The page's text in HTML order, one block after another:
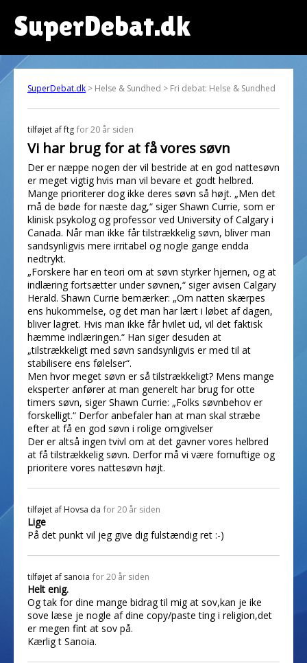
SuperDebat.dk
SuperDebat.dk > Helse & Sundhed > Fri debat: Helse & Sundhed
tilføjet afftg for 20 år siden
Vi har brug for at få vores søvn
Der er næppe nogen der vil bestride at en god nattesøvn
er meget vigtig hvis man vil bevare et godt helbred.
Mange prioriterer dog ikke deres søvn så højt. „Men det
må de bøde for næste dag,“ siger Shawn Currie, som er
klinisk psykolog og professor ved University of Calgary i
Canada. Når man ikke får tilstrækkelig søvn, bliver man
sandsynligvis mere irritabel og nogle gange endda
nedtrykt.
„Forskere har en teori om at søvn styrker hjernen, og at
indlæring fortsætter under søvnen,“ siger avisen Calgary
Herald. Shawn Currie bemærker: „Om natten skærpes
ens hukommelse, og det man har lært i løbet af dagen,
bliver lagret. Hvis man ikke får hvilet ud, vil det faktisk
hæmme indlæringen.“ Han siger desuden at
„tilstrækkeligt med søvn sandsynligvis er med til at
stabilisere ens følelser“.
Men hvor meget søvn er så tilstrækkeligt? Mens mange
eksperter anfører at man generelt har brug for otte
timers søvn, siger Shawn Currie: „Folks søvnbehov er
forskelligt.“ Derfor anbefaler han at man skal stræbe
efter at få en god søvn i rolige omgivelser
Der er altså ingen tvivl om at det gavner vores helbred
at få tilstrækkelig søvn. Derfor må vi være fornuftige og
prioritere vores nattesøvn højt.
tilføjet af Hovsa da for 20 år siden
Lige
På det punkt vil jeg give dig fulstændig ret :-)
tilføjet af sanoia for 20 år siden
Helt enig.
Og tak for dine mange bidrag til mig at sov,kan je ike
sove læse je nogle af dine copy/paste ting i religion,det
er megen fint at sov på.
Kærlig t Sanoia.